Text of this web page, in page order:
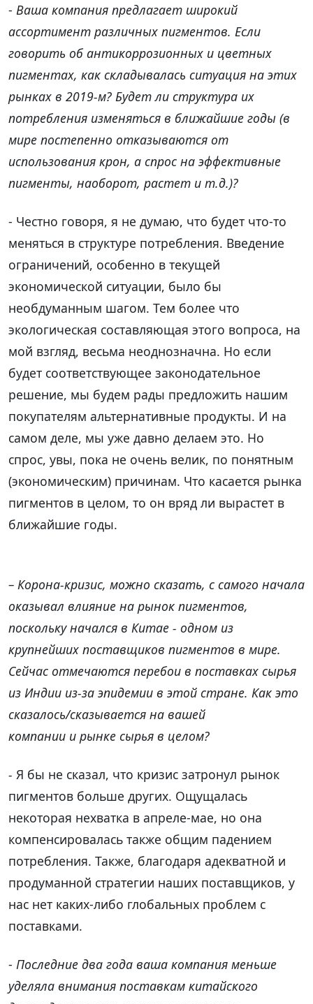
- Ваша компания предлагает широкий
ассортимент различных пигментов. Если
говорить об антикоррозионных и цветных
пигментах, как складывалась ситуация на этих
рынках в 2019-м? Будет ли структура их
потребления изменяться в ближайшие годы (в
мире постепенно отказываются от
использования крон, а спрос на эффективные
пигменты, наоборот, растет и т.д.)?
- Честно говоря, я не думаю, что будет что-то
меняться в структуре потребления. Введение
ограничений, особенно в текущей
экономической ситуации, было бы
необдуманным шагом. Тем более что
экологическая составляющая этого вопроса, на
мой взгляд, весьма неоднозначна. Но если
будет соответствующее законодательное
решение, мы будем рады предложить нашим
покупателям альтернативные продукты. И на
самом деле, мы уже давно делаем это. Но
спрос, увы, пока не очень велик, по понятным
(экономическим) причинам. Что касается рынка
пигментов в целом, то он вряд ли вырастет в
ближайшие годы.
– Корона-кризис, можно сказать, с самого начала
оказывал влияние на рынок пигментов,
поскольку начался в Китае - одном из
крупнейших поставщиков пигментов в мире.
Сейчас отмечаются перебои в поставках сырья
из Индии из-за эпидемии в этой стране. Как это
сказалось/сказывается на вашей
компании и рынке сырья в целом?
- Я бы не сказал, что кризис затронул рынок
пигментов больше других. Ощущалась
некоторая нехватка в апреле-мае, но она
компенсировалась также общим падением
потребления. Также, благодаря адекватной и
продуманной стратегии наших поставщиков, у
нас нет каких-либо глобальных проблем с
поставками.
- Последние два года ваша компания меньше
уделяла внимания поставкам китайского